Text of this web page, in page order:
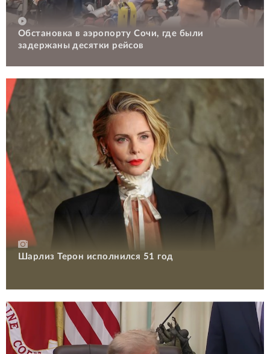
Обстановка в аэропорту Сочи, где были
задержаны десятки рейсов
Шарлиз Терон исполнился 51 год